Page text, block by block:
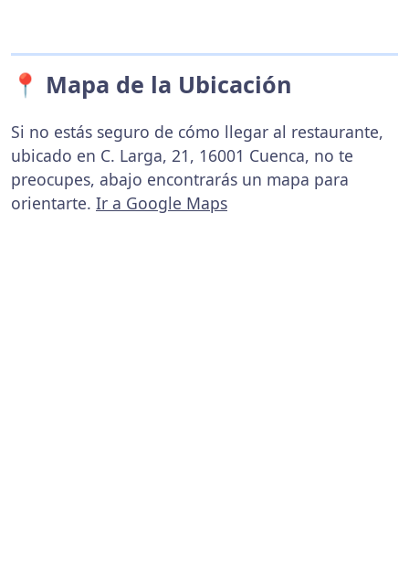
📍 Mapa de la Ubicación
Si no estás seguro de cómo llegar al restaurante,
ubicado en C. Larga, 21, 16001 Cuenca, no te
preocupes, abajo encontrarás un mapa para
orientarte. Ir a Google Maps